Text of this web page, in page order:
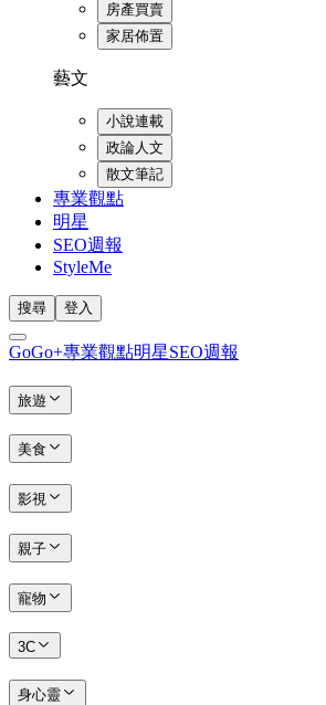
房產買賣
家居佈置
藝文
小說連載
政論人文
散文筆記
專業觀點
明星
SEO週報
StyleMe
搜尋 登入
GoGo+專業觀點明星SEO週報
旅遊
美食
影視
親子
寵物
3C
身心靈